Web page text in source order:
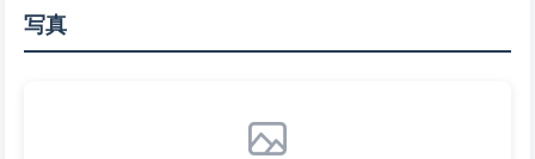
写真